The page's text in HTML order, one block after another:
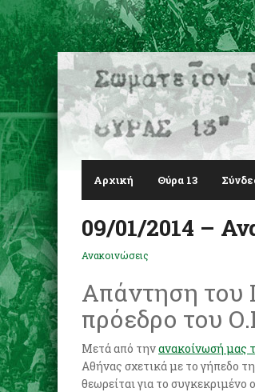
Αρχική Θύρα 13
09/01/2014 –
Ανακοινώσεις
Απάντηση του
πρόεδρο του
Μετά από τηνανακοίνωσή μας
Αθήνας σχετικά με το γήπεδο
θεωρείται για το